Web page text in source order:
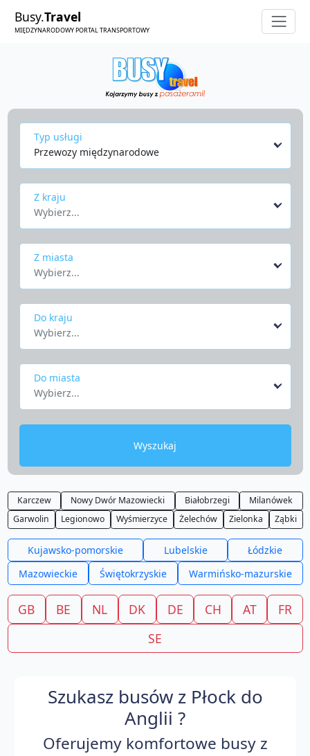
Busy.Travel
MIĘDZYNARODOWY PORTAL TRANSPORTOWY
Typ usługi
Przewozy międzynarodowe
Z kraju
Wybierz...
Z miasta
Wybierz...
Do kraju
Wybierz...
Do miasta
Wybierz...
Wyszukaj
Karczew Nowy Dwór Mazowiecki Białobrzegi
Milanówek
Garwolin
Legionowo Wyśmierzyce Żelechów Zielonka Ząbki
Kujawsko-pomorskie Lubelskie
Łódzkie
Mazowieckie
Świętokrzyskie Warmińsko-mazurskie
GB BE NL DK DE CH AT
FR
SE
Szukasz busów z Płock do
Anglii ?
Oferujemy komfortowe busy z